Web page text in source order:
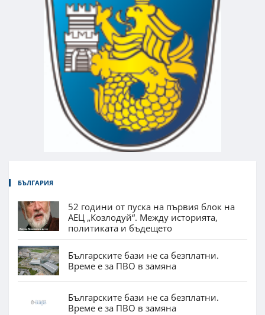
БЪЛГАРИЯ
52 години от пуска на първия блок на
АЕЦ „Козлодуй“. Между историята,
политиката и бъдещето
Българските бази не са безплатни.
Време е за ПВО в замяна
Българските бази не са безплатни.
Време е за ПВО в замяна